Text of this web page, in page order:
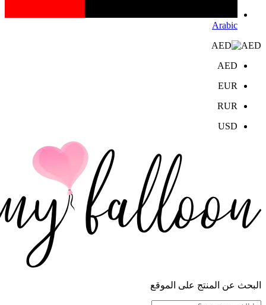
Arabic
AED
AED
EUR
RUR
USD
البحث عن المنتج على الموقع